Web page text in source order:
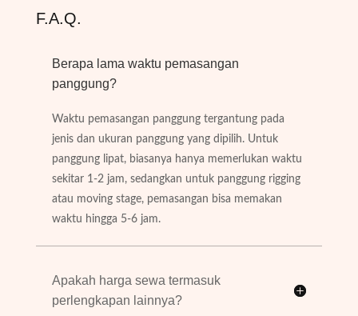
F.A.Q.
Berapa lama waktu pemasangan
panggung?
Waktu pemasangan panggung tergantung pada
jenis dan ukuran panggung yang dipilih. Untuk
panggung lipat, biasanya hanya memerlukan waktu
sekitar 1-2 jam, sedangkan untuk panggung rigging
atau moving stage, pemasangan bisa memakan
waktu hingga 5-6 jam.
Apakah harga sewa termasuk
perlengkapan lainnya?